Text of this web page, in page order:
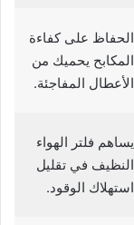
الحفاظ على كفاءة
المكابح يحميك من
الأعطال المفاجئة.
يساهم فلتر الهواء
النظيف في تقليل
استهلاك الوقود.